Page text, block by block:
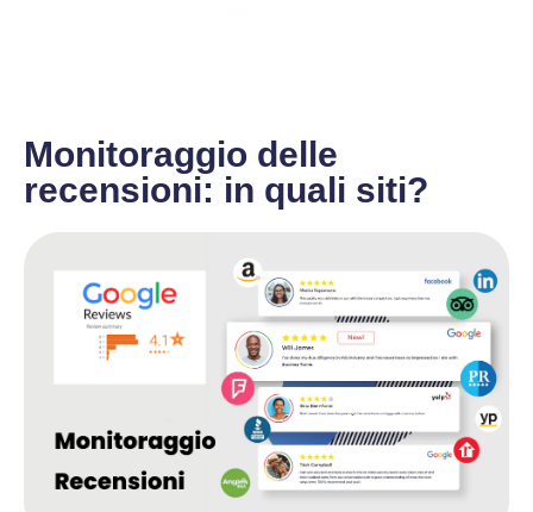
Monitoraggio delle
recensioni: in quali siti?